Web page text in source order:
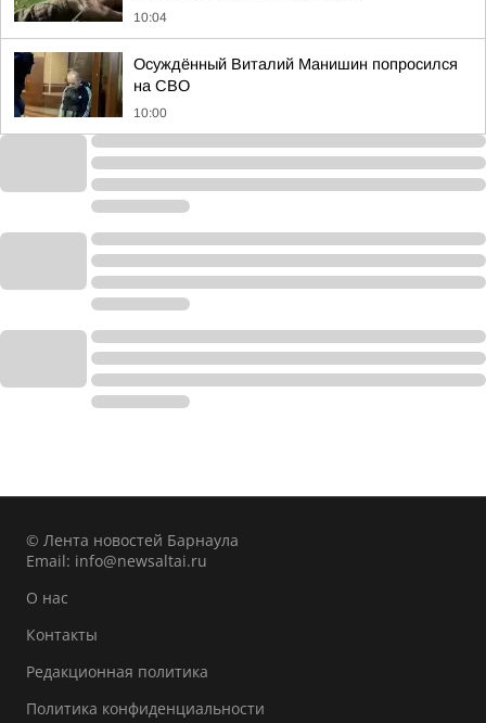
10:04
Осуждённый Виталий Манишин попросился
на СВО
10:00
© Лента новостей Барнаула
Email: info@newsaltai.ru
О нас
Контакты
Редакционная политика
Политика конфиденциальности